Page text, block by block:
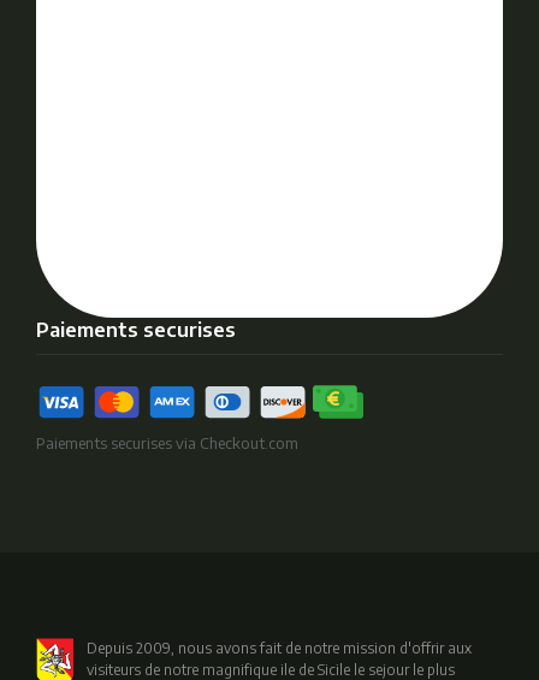
Paiements securises
Paiements securises via Checkout.com
Depuis 2009, nous avons fait de notre mission d'offrir aux
visiteurs de notre magnifique ile de Sicile le sejour le plus